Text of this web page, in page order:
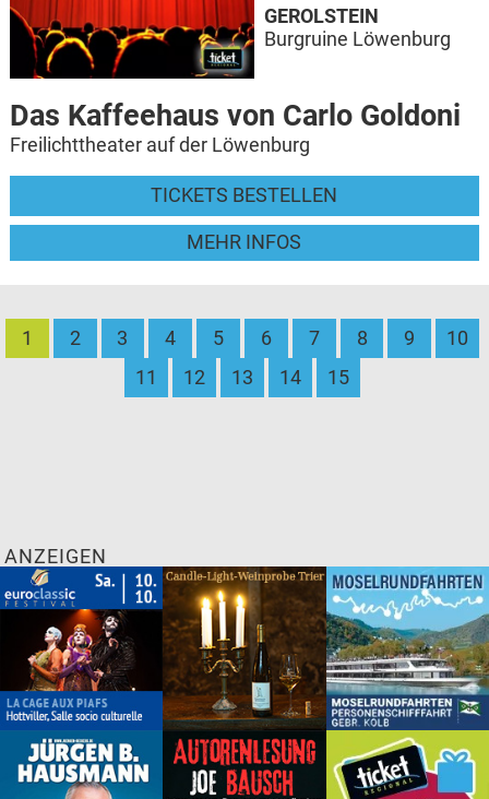
Das Kaffeehaus von Carlo Goldoni
Freilichttheater auf der Löwenburg
TICKETS BESTELLEN
MEHR INFOS
GEROLSTEIN
Burgruine Löwenburg
1 2 3 4 5 6 7 8 9
10
11
12 13 14 15
ANZEIGEN